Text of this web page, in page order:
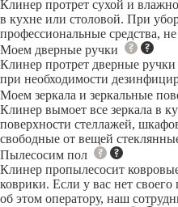
Клинер протрет сухой и
в кухне или столовой. При
профессиональные средства,
Моем дверные ручки
Клинер протрет дверные
при необходимости
Моем зеркала и зеркальные
Клинер вымоет все зеркала в
поверхности стеллажей,
свободные от вещей
Пылесосим пол
Клинер пропылесосит
коврики. Если у вас нет
об этом оператору, наш